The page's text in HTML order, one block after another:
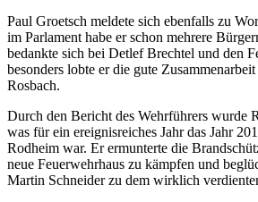
Paul Groetsch meldete sich ebenfalls zu
im Parlament habe er schon mehrere
bedankte sich bei Detlef Brechtel und den
besonders lobte er die gute
Rosbach.
Durch den Bericht des Wehrführers wurde
was für ein ereignisreiches Jahr das Jahr
Rodheim war. Er ermunterte die
neue Feuerwehrhaus zu kämpfen und
Martin Schneider zu dem wirklich